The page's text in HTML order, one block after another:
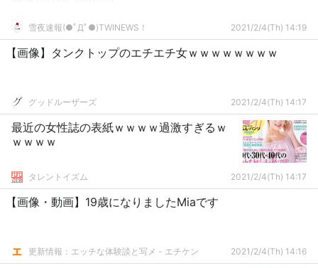
雪夜速報(●ﾟДﾟ●)TWINEWS！ 2021/2/4(Th) 14:19
【画像】タンクトップのエチエチ女ｗｗｗｗｗｗｗｗ
グッドルーザーズ 2021/2/4(Th) 14:17
最近の女性誌の表紙ｗｗｗｗ過激すぎるｗ
ｗｗｗｗ
タレントイズム 2021/2/4(Th) 14:17
【画像・動画】19歳になりましたMiaです
更新情報：エッチな体験談と写メ - エチケン 2021/2/4(Th) 14:16